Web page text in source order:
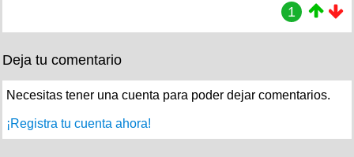
1
Deja tu comentario
Necesitas tener una cuenta para poder dejar comentarios.
¡Registra tu cuenta ahora!